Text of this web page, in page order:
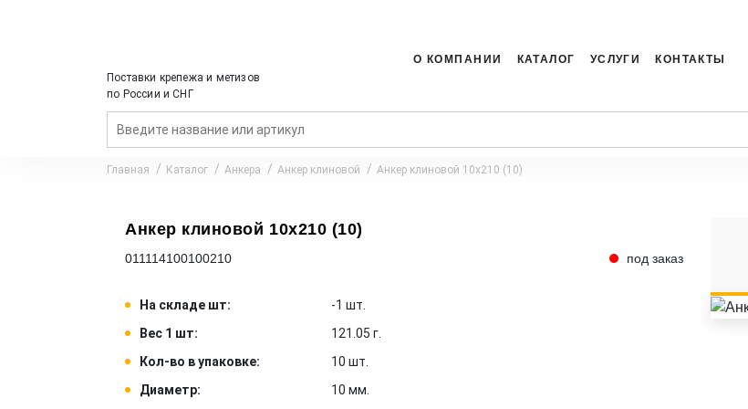
Поставки крепежа и метизов
по России и СНГ
О КОМПАНИИ КАТАЛОГ УСЛУГИ КОНТАКТЫ
Главная Каталог Анкера Анкер клиновой Анкер клиновой 10x210 (10)
Анкер клиновой 10x210 (10)
011114100100210 под заказ
На складе шт:
-1 шт.
Вес 1 шт:
121.05 г.
Кол-во в упаковке:
10 шт.
Диаметр:
10 мм.